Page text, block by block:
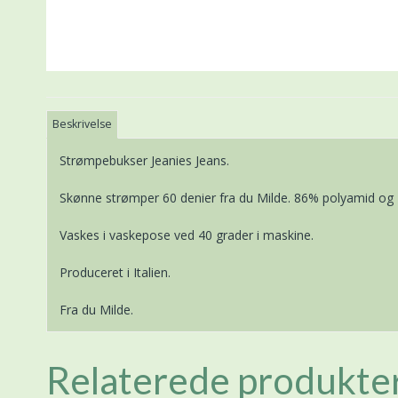
Beskrivelse
Strømpebukser Jeanies Jeans.
Skønne strømper 60 denier fra du Milde. 86% polyamid og
Vaskes i vaskepose ved 40 grader i maskine.
Produceret i Italien.
Fra du Milde.
Relaterede